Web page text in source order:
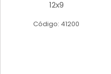
12x9
Código: 41200